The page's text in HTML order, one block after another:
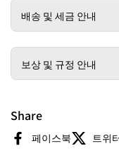
배송 및 세금 안내
보상 및 규정 안내
Share
페이스북 트위